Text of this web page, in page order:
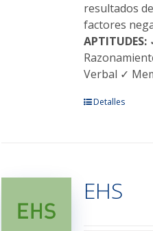
resultados
factores
APTITUDES:
Verbal ✓
Este
Las
opciones
Detalles
EHS